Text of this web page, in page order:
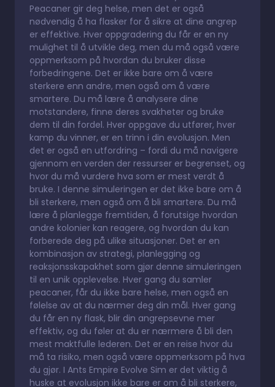
Peacaner gir deg helse, men det er også
nødvendig å ha flasker for å sikre at dine angrep
er effektive. Hver oppgradering du får er en ny
mulighet til å utvikle deg, men du må også være
oppmerksom på hvordan du bruker disse
forbedringene. Det er ikke bare om å være
sterkere enn andre, men også om å være
smartere. Du må lære å analysere dine
motstandere, finne deres svakheter og bruke
dem til din fordel. Hver oppgave du utfører, hver
kamp du vinner, er en trinn i din evolusjon. Men
det er også en utfordring – fordi du må navigere
gjennom en verden der ressurser er begrenset, og
hvor du må vurdere hva som er mest verdt å
bruke. I denne simuleringen er det ikke bare om å
bli sterkere, men også om å bli smartere. Du må
lære å planlegge fremtiden, å forutsige hvordan
andre kolonier kan reagere, og hvordan du kan
forberede deg på ulike situasjoner. Det er en
kombinasjon av strategi, planlegging og
reaksjonsskapakhet som gjør denne simuleringen
til en unik opplevelse. Hver gang du samler
peacaner, får du ikke bare helse, men også en
følelse av at du nærmer deg din mål. Hver gang
du får en ny flask, blir din angrepsevne mer
effektiv, og du føler at du er nærmere å bli den
mest maktfulle lederen. Det er en reise hvor du
må ta risiko, men også være oppmerksom på hva
du gjør. I Ants Empire Evolve Sim er det viktig å
huske at evolusjon ikke bare er om å bli sterkere,